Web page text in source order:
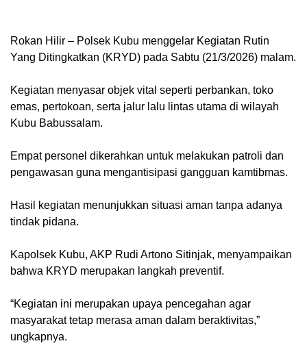
Rokan Hilir – Polsek Kubu menggelar Kegiatan Rutin
Yang Ditingkatkan (KRYD) pada Sabtu (21/3/2026) malam.
Kegiatan menyasar objek vital seperti perbankan, toko
emas, pertokoan, serta jalur lalu lintas utama di wilayah
Kubu Babussalam.
Empat personel dikerahkan untuk melakukan patroli dan
pengawasan guna mengantisipasi gangguan kamtibmas.
Hasil kegiatan menunjukkan situasi aman tanpa adanya
tindak pidana.
Kapolsek Kubu, AKP Rudi Artono Sitinjak, menyampaikan
bahwa KRYD merupakan langkah preventif.
“Kegiatan ini merupakan upaya pencegahan agar
masyarakat tetap merasa aman dalam beraktivitas,”
ungkapnya.